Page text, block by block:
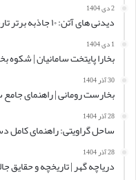
2 دی 1404
دیدنی های آتن: ۱۰ جاذبه برتر تاریخی و گردشگری
1 دی 1404
بخارا پایتخت سامانیان | شکوه
30 آذر 1404
بخارست رومانی | راهنمای
28 آذر 1404
ساحل گراویتی: راهنمای
28 آذر 1404
دریاچه گهر | تاریخچه و حقایق